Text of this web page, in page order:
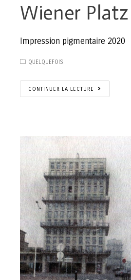
Wiener Platz
Impression pigmentaire 2020
QUELQUEFOIS
CONTINUER LA LECTURE